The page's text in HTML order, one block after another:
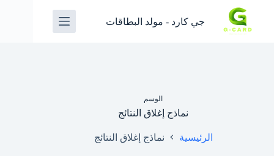
جي كارد - مولد البطاقات
الوسم
نماذج إغلاق النتائج
الرئيسية نماذج إغلاق النتائج